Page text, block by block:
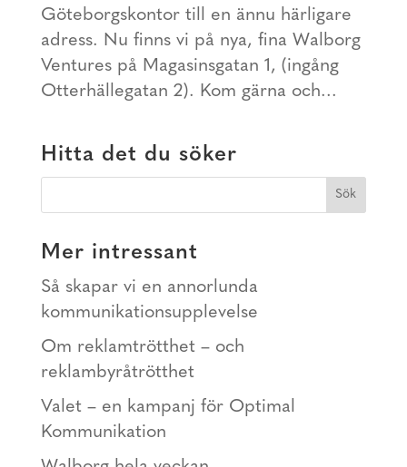
Göteborgskontor till en ännu härligare
adress. Nu finns vi på nya, fina Walborg
Ventures på Magasinsgatan 1, (ingång
Otterhällegatan 2). Kom gärna och...
Hitta det du söker
Mer intressant
Så skapar vi en annorlunda
kommunikationsupplevelse
Om reklamtrötthet – och
reklambyråtrötthet
Valet – en kampanj för Optimal
Kommunikation